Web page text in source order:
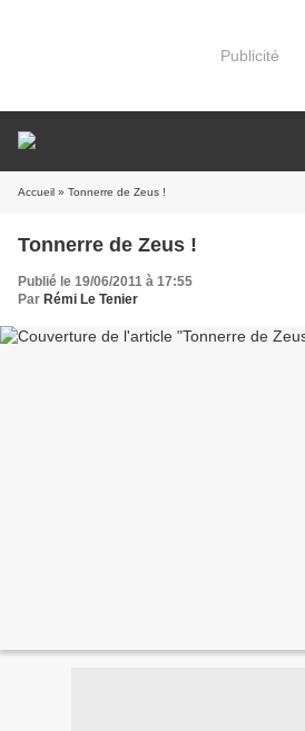
Publicité
Accueil » Tonnerre de Zeus !
Tonnerre de Zeus !
Publié le 19/06/2011 à 17:55
Par Rémi Le Tenier